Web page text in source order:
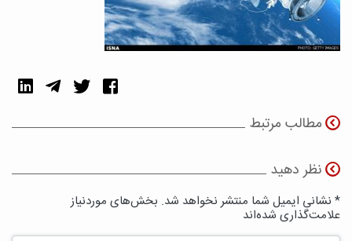
مطالب مرتبط
نظر دهید
* نشانی ایمیل شما منتشر نخواهد شد. بخش‌های موردنیاز
علامت‌گذاری شده‌اند